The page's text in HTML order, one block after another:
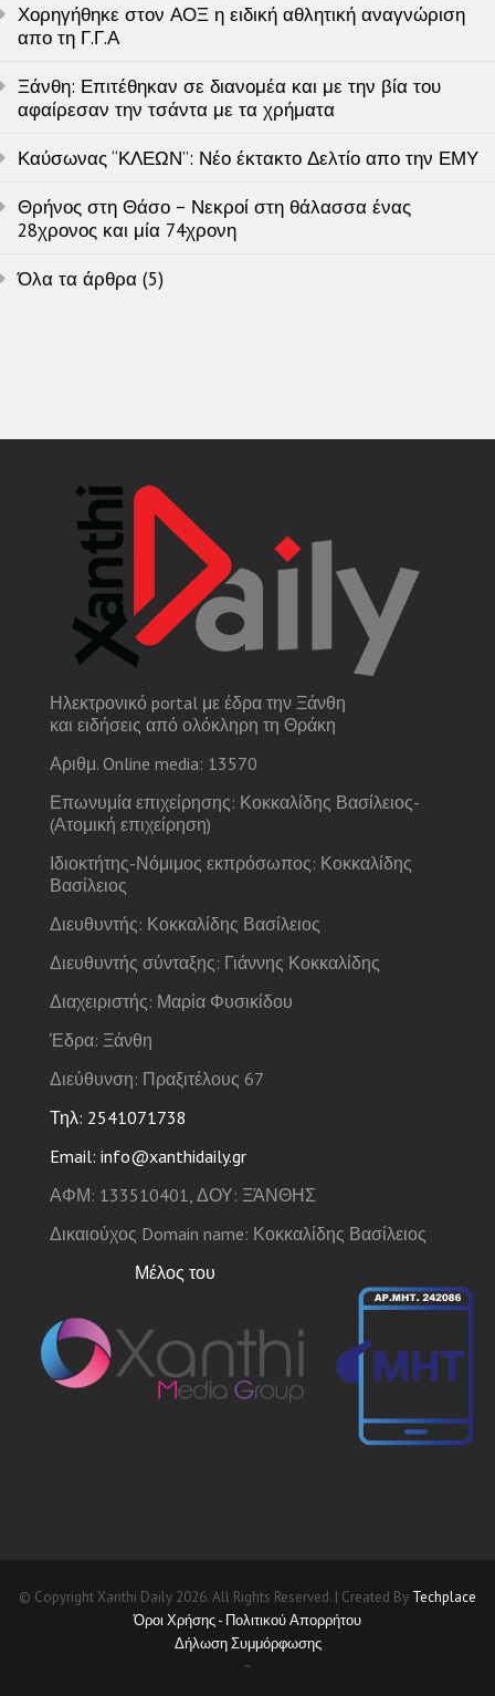
Χορηγήθηκε στον ΑΟΞ η ειδική αθλητική αναγνώριση
απο τη Γ.Γ.Α
Ξάνθη: Επιτέθηκαν σε διανομέα και με την βία του
αφαίρεσαν την τσάντα με τα χρήματα
Καύσωνας “ΚΛΕΩΝ”: Νέο έκτακτο Δελτίο απο την ΕΜΥ
Θρήνος στη Θάσο – Νεκροί στη θάλασσα ένας
28χρονος και μία 74χρονη
Όλα τα άρθρα (5)
Ηλεκτρονικό portal με έδρα την Ξάνθη
και ειδήσεις από ολόκληρη τη Θράκη
Αριθμ. Online media: 13570
Επωνυμία επιχείρησης: Κοκκαλίδης Βασίλειος-
(Ατομική επιχείρηση)
Ιδιοκτήτης-Νόμιμος εκπρόσωπος: Κοκκαλίδης
Βασίλειος
Διευθυντής: Κοκκαλίδης Βασίλειος
Διευθυντής σύνταξης: Γιάννης Κοκκαλίδης
Διαχειριστής: Μαρία Φυσικίδου
Έδρα: Ξάνθη
Διεύθυνση: Πραξιτέλους 67
Τηλ: 2541071738
Email: info@xanthidaily.gr
ΑΦΜ: 133510401, ΔΟΥ: ΞΆΝΘΗΣ
Δικαιούχος Domain name: Κοκκαλίδης Βασίλειος
Μέλος του
© Copyright Xanthi Daily 2026. All Rights Reserved. | Created By Techplace
Όροι Χρήσης - Πολιτικού Απορρήτου
Δήλωση Συμμόρφωσης
~